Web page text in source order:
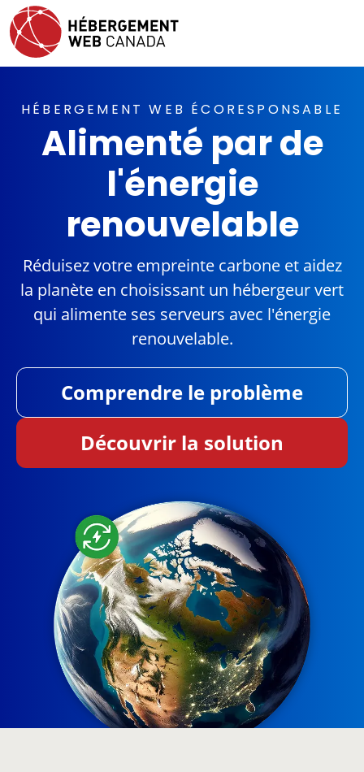
HÉBERGEMENT WEB ÉCORESPONSABLE
Alimenté par de
l'énergie
renouvelable
Réduisez votre empreinte carbone et aidez
la planète en choisissant un hébergeur vert
qui alimente ses serveurs avec l'énergie
renouvelable.
Comprendre le problème
Découvrir la solution